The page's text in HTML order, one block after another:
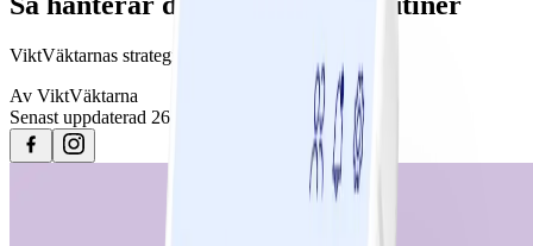
ViktVäktarnas strategier
Av ViktVäktarna
Senast uppdaterad 26 september 2024